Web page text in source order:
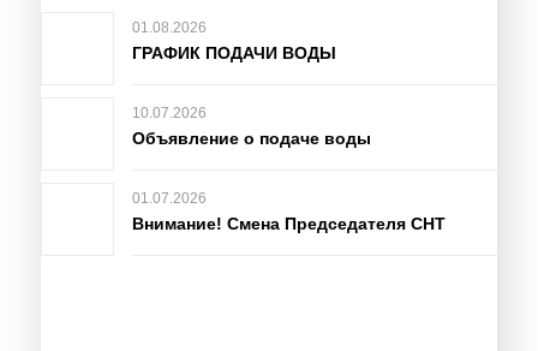
01.08.2026
ГРАФИК ПОДАЧИ ВОДЫ
10.07.2026
Объявление о подаче воды
01.07.2026
Внимание! Смена Председателя СНТ